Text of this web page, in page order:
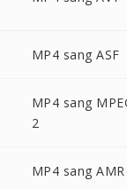
MP4 sang ASF
MP4 sang
2
MP4 sang AMR